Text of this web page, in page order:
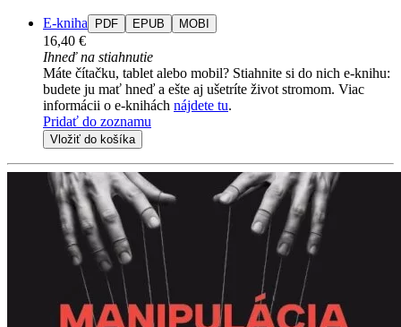
E-kniha PDF EPUB MOBI
16,40 €
Ihneď na stiahnutie
Máte čítačku, tablet alebo mobil? Stiahnite si do nich e-knihu:
budete ju mať hneď a ešte aj ušetríte život stromom. Viac
informácii o e-knihách nájdete tu.
Pridať do zoznamu
Vložiť do košíka